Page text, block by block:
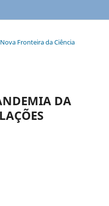
Fronteira da Ciência
DA